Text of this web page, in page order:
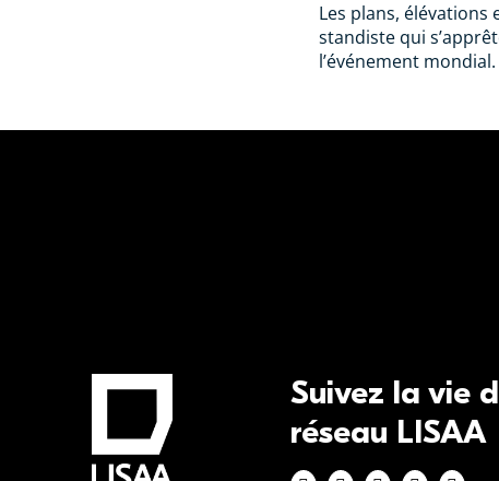
Les plans,
standiste qui
l’événement mondial.
Suivez la vie
réseau LISAA